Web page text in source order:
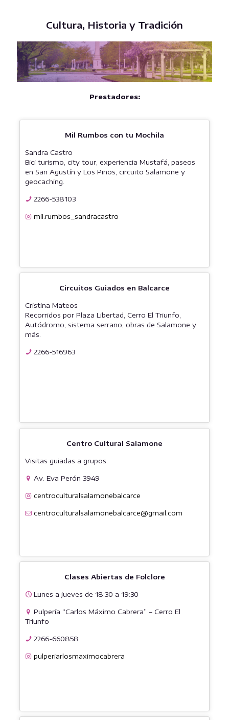
Cultura, Historia y Tradición
Prestadores:
Mil Rumbos con tu Mochila
Sandra Castro
Bici turismo, city tour, experiencia Mustafá, paseos
en San Agustín y Los Pinos, circuito Salamone y
geocaching.
2266-538103
mil.rumbos_sandracastro
Circuitos Guiados en Balcarce
Cristina Mateos
Recorridos por Plaza Libertad, Cerro El Triunfo,
Autódromo, sistema serrano, obras de Salamone y
más.
2266-516963
Centro Cultural Salamone
Visitas guiadas a grupos.
Av. Eva Perón 3949
centroculturalsalamonebalcarce
centroculturalsalamonebalcarce@gmail.com
Clases Abiertas de Folclore
Lunes a jueves de 18:30 a 19:30
Pulpería “Carlos Máximo Cabrera” – Cerro El
Triunfo
2266-660858
pulperiarlosmaximocabrera